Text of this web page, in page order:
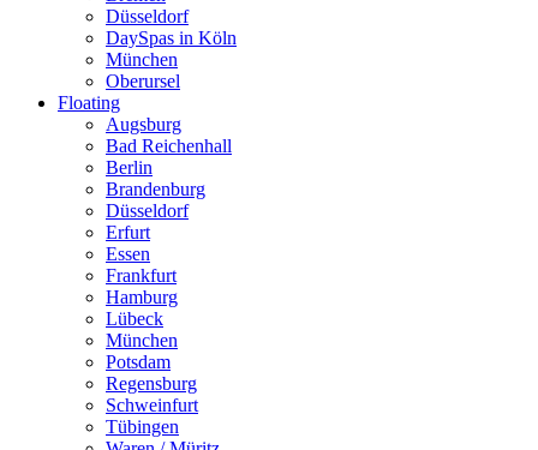
Düsseldorf
DaySpas in Köln
München
Oberursel
Floating
Augsburg
Bad Reichenhall
Berlin
Brandenburg
Düsseldorf
Erfurt
Essen
Frankfurt
Hamburg
Lübeck
München
Potsdam
Regensburg
Schweinfurt
Tübingen